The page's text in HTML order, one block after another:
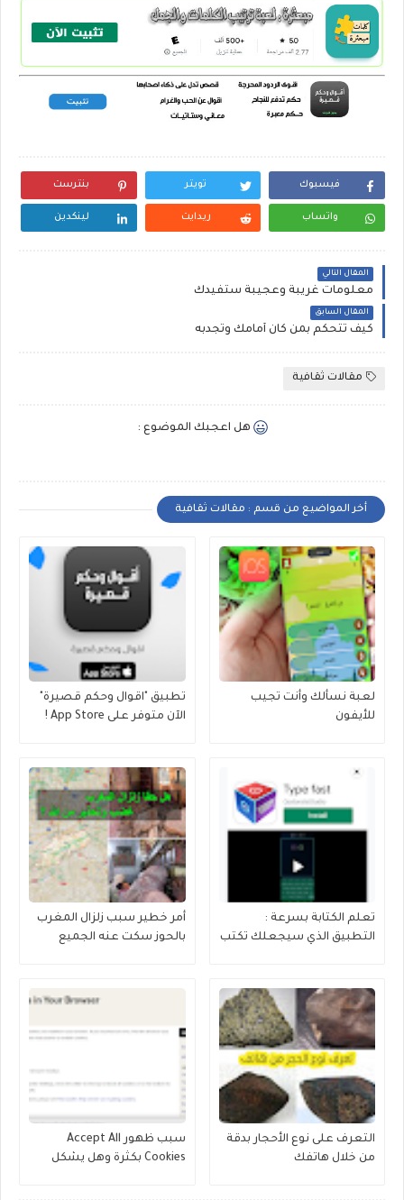
فيسبوك تويتر بنترست
واتساب ريدايت لينكدين
المقال التالي
معلومات غريبة وعجيبة ستفيدك
المقال السابق
كيف تتحكم بمن كان أمامك وتجدبه
مقالات ثقافية
هل اعجبك الموضوع :
أخر المواضيع من قسم : مقالات ثقافية
لعبة نسألك وأنت تجيب
للأيفون
تطبيق "اقوال وحكم قصيرة"
الآن متوفر على App Store !
تعلم الكتابة بسرعة :
التطبيق الذي سيجعلك تكتب
أمر خطير سبب زلزال المغرب
بالحوز سكت عنه الجميع
التعرف على نوع الأحجار بدقة
من خلال هاتفك
سبب ظهور Accept All
Cookies بكثرة وهل يشكل